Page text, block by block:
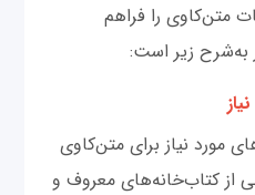
متن‌کاوی را فراهم
به‌شرح زیر است:
مورد نیاز برای متن‌کاوی
از کتاب‌خانه‌های معروف و